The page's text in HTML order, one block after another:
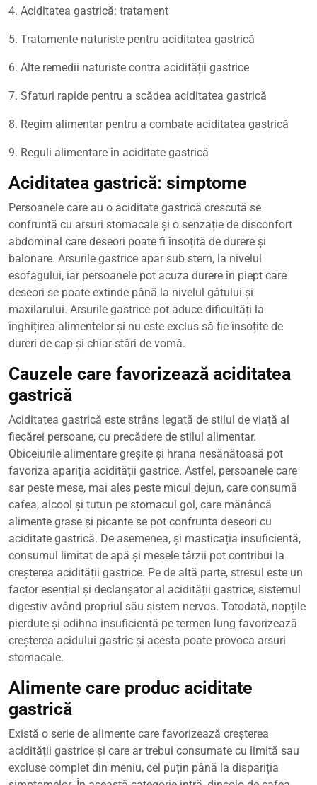
4. Aciditatea gastrică: tratament
5. Tratamente naturiste pentru aciditatea gastrică
6. Alte remedii naturiste contra acidității gastrice
7. Sfaturi rapide pentru a scădea aciditatea gastrică
8. Regim alimentar pentru a combate aciditatea gastrică
9. Reguli alimentare în aciditate gastrică
Aciditatea gastrică: simptome
Persoanele care au o aciditate gastrică crescută se
confruntă cu arsuri stomacale și o senzație de disconfort
abdominal care deseori poate fi însoțită de durere și
balonare. Arsurile gastrice apar sub stern, la nivelul
esofagului, iar persoanele pot acuza durere în piept care
deseori se poate extinde până la nivelul gâtului și
maxilarului. Arsurile gastrice pot aduce dificultăți la
înghițirea alimentelor și nu este exclus să fie însoțite de
dureri de cap și chiar stări de vomă.
Cauzele care favorizează aciditatea
gastrică
Aciditatea gastrică este strâns legată de stilul de viață al
fiecărei persoane, cu precădere de stilul alimentar.
Obiceiurile alimentare greșite și hrana nesănătoasă pot
favoriza apariția acidității gastrice. Astfel, persoanele care
sar peste mese, mai ales peste micul dejun, care consumă
cafea, alcool și tutun pe stomacul gol, care mănâncă
alimente grase și picante se pot confrunta deseori cu
aciditate gastrică. De asemenea, și masticația insuficientă,
consumul limitat de apă și mesele târzii pot contribui la
creșterea acidității gastrice. Pe de altă parte, stresul este un
factor esențial și declanșator al acidității gastrice, sistemul
digestiv având propriul său sistem nervos. Totodată, nopțile
pierdute și odihna insuficientă pe termen lung favorizează
creșterea acidului gastric și acesta poate provoca arsuri
stomacale.
Alimente care produc aciditate
gastrică
Există o serie de alimente care favorizează creșterea
acidității gastrice și care ar trebui consumate cu limită sau
excluse complet din meniu, cel puțin până la dispariția